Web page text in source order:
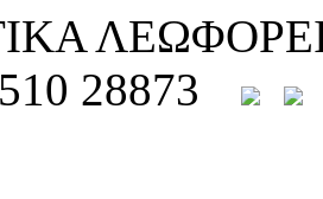
28873